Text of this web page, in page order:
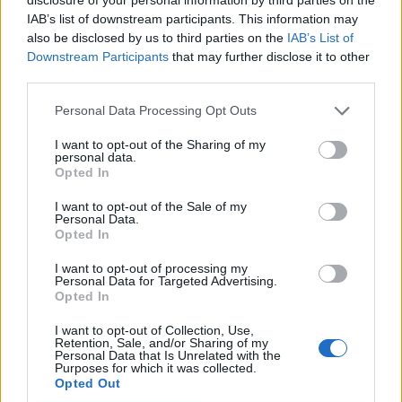
IAB’s list of downstream participants. This information may
also be disclosed by us to third parties on the IAB’s List of
Downstream Participants that may further disclose it to other
Personal Data Processing Opt Outs
I want to opt-out of the Sharing of my
personal data.
Opted In
I want to opt-out of the Sale of my
Personal Data.
Opted In
I want to opt-out of processing my
Personal Data for Targeted Advertising.
Opted In
I want to opt-out of Collection, Use,
Retention, Sale, and/or Sharing of my
Personal Data that Is Unrelated with the
Purposes for which it was collected.
Opted Out
Qué se celebra el día de mi cumpleaños
Eventos internacionales de cultura
Crea una cuenta atrás para el evento que
quieras
¿Qué día crearías tu?
Calendarios
(España)
Calendario Laboral (España) 2026
Calendario Astronómico de 2026